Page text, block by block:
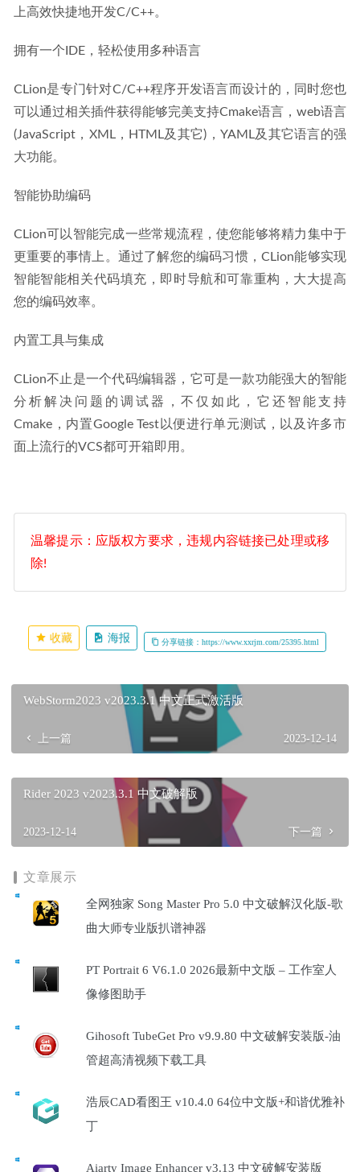
上高效快捷地开发C/C++。
拥有一个IDE，轻松使用多种语言
CLion是专门针对C/C++程序开发语言而设计的，同时您也
可以通过相关插件获得能够完美支持Cmake语言，web语言
(JavaScript，XML，HTML及其它)，YAML及其它语言的强
大功能。
智能协助编码
CLion可以智能完成一些常规流程，使您能够将精力集中于
更重要的事情上。通过了解您的编码习惯，CLion能够实现
智能智能相关代码填充，即时导航和可靠重构，大大提高
您的编码效率。
内置工具与集成
CLion不止是一个代码编辑器，它可是一款功能强大的智能
分析解决问题的调试器，不仅如此，它还智能支持
Cmake，内置Google Test以便进行单元测试，以及许多市
面上流行的VCS都可开箱即用。
温馨提示：应版权方要求，违规内容链接已处理或移
除!
收藏 海报 分享链接：https://www.xxrjm.com/25395.html
WebStorm2023 v2023.3.1 中文正式激活版
上一篇 2023-12-14
Rider 2023 v2023.3.1 中文破解版
2023-12-14 下一篇
文章展示
全网独家 Song Master Pro 5.0 中文破解汉化版-歌
曲大师专业版扒谱神器
PT Portrait 6 V6.1.0 2026最新中文版 – 工作室人
像修图助手
Gihosoft TubeGet Pro v9.9.80 中文破解安装版-油
管超高清视频下载工具
浩辰CAD看图王 v10.4.0 64位中文版+和谐优雅补
丁
Aiarty Image Enhancer v3.13 中文破解安装版